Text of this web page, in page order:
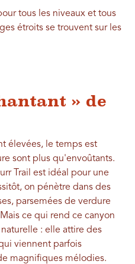
tous les niveaux et tous
étroits se trouvent sur les
» de
élevées, le temps est
sont plus qu'envoûtants.
Trail est idéal pour une
on pénètre dans des
parsemées de verdure
ce qui rend ce canyon
: elle attire des
viennent parfois
magnifiques mélodies.